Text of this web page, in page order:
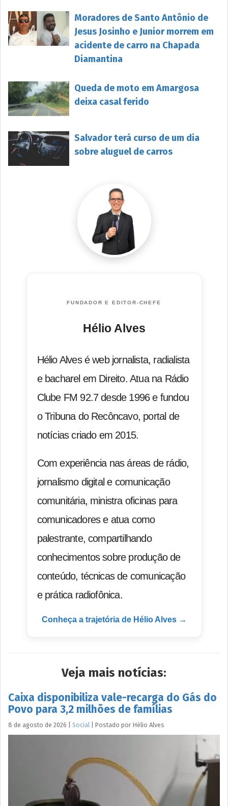
Moradores de Santo Antônio de
Jesus Josinho e Junior morrem em
acidente de carro na Chapada
Diamantina
Queda de moto em Amargosa
deixa casal ferido
Salvador terá curso de um dia
sobre aluguel de carros
FUNDADOR E EDITOR-CHEFE
Hélio Alves
Hélio Alves é web jornalista, radialista
e bacharel em Direito. Atua na Rádio
Clube FM 92.7 desde 1996 e fundou
o Tribuna do Recôncavo, portal de
notícias criado em 2015.
Com experiência nas áreas de rádio,
jornalismo digital e comunicação
comunitária, ministra oficinas para
comunicadores e atua como
palestrante, compartilhando
conhecimentos sobre produção de
conteúdo, técnicas de comunicação
e prática radiofônica.
Conheça a trajetória de Hélio Alves →
Veja mais notícias:
Caixa disponibiliza vale-recarga do Gás do
Povo para 3,2 milhões de famílias
8 de agosto de 2026 Social Postado por Hélio Alves